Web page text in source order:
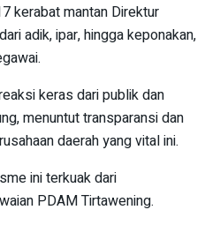
kerabat mantan Direktur
adik, ipar, hingga keponakan,
keras dari publik dan
menuntut transparansi dan
daerah yang vital ini.
ini terkuak dari
PDAM Tirtawening.